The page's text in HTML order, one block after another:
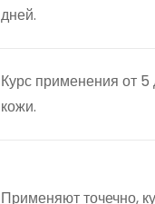
дней.
Курс применения от
кожи.
Применяют точечно,